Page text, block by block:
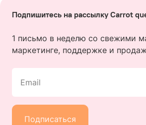
Подпишитесь на рассылку Carrot
1 письмо в неделю со свежими
маркетинге, поддержке и
Email
Подписаться